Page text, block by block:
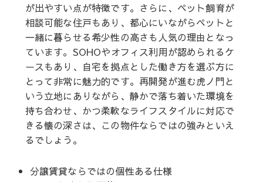
が出やすい点が特徴です。さらに、ペット飼育が
相談可能な住戸もあり、都心にいながらペットと
一緒に暮らせる希少性の高さも人気の理由となっ
ています。SOHOやオフィス利用が認められるケ
ースもあり、自宅を拠点とした働き方を選ぶ方に
とって非常に魅力的です。再開発が進む虎ノ門と
いう立地にありながら、静かで落ち着いた環境を
持ち合わせ、かつ柔軟なライフスタイルに対応で
きる懐の深さは、この物件ならではの強みといえ
るでしょう。
分譲賃貸ならではの個性ある仕様